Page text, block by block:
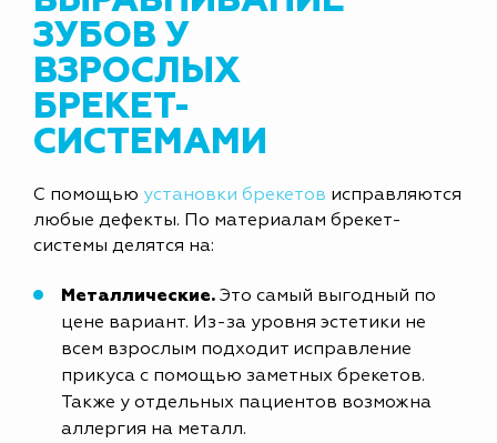
ЗУБОВ У
ВЗРОСЛЫХ
БРЕКЕТ-
СИСТЕМАМИ
С помощью установки брекетов исправляются
любые дефекты. По материалам брекет-
системы делятся на:
Металлические. Это самый выгодный по
цене вариант. Из-за уровня эстетики не
всем взрослым подходит исправление
прикуса с помощью заметных брекетов.
Также у отдельных пациентов возможна
аллергия на металл.